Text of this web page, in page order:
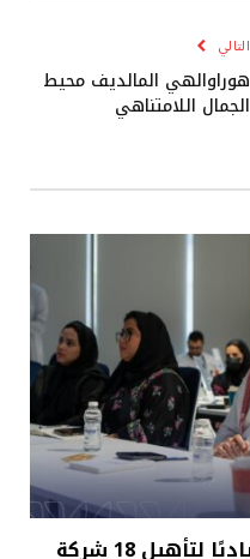
التالي
هوراوالهي المالديف محيط
الجمال اللامتناهي
وادي جدة” تطلق معسكرًا رياديًا لتأهيل 18 شركة